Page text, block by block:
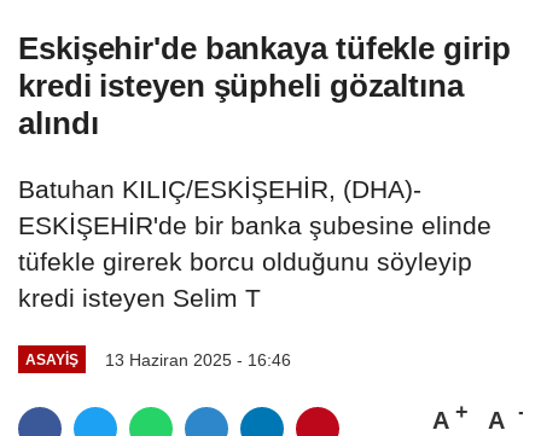
Eskişehir'de bankaya tüfekle girip
kredi isteyen şüpheli gözaltına
alındı
Batuhan KILIÇ/ESKİŞEHİR, (DHA)-
ESKİŞEHİR'de bir banka şubesine elinde
tüfekle girerek borcu olduğunu söyleyip
kredi isteyen Selim T
ASAYIŞ 13 Haziran 2025 - 16:46
A A